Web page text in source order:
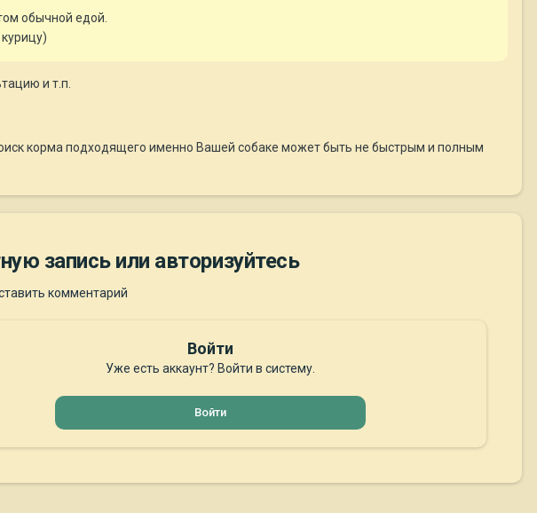
обычной едой.
и т.п.
корма подходящего именно Вашей собаке может быть не быстрым и полным
запись или авторизуйтесь
комментарий
Войти
Уже есть аккаунт? Войти в систему.
Войти